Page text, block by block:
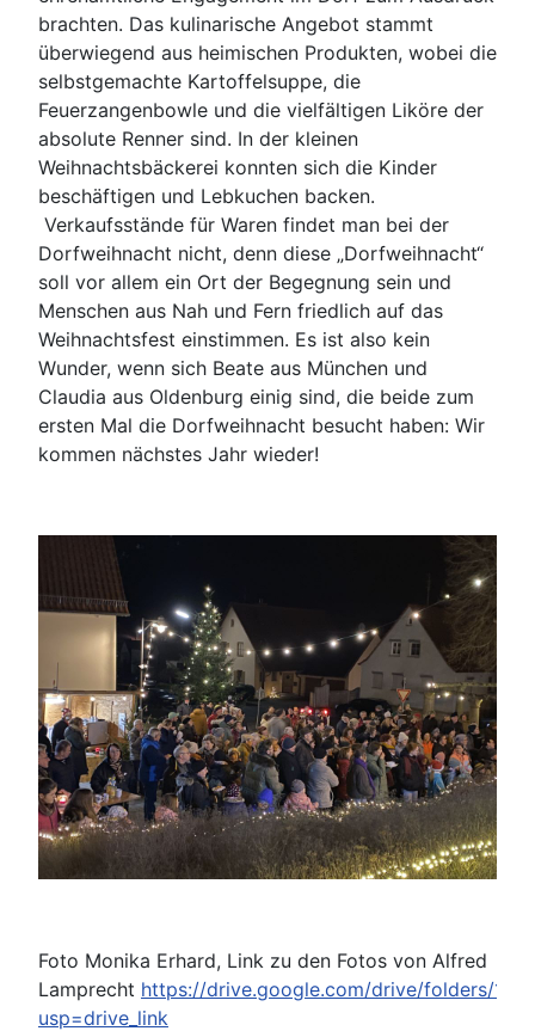
brachten. Das kulinarische Angebot stammt
überwiegend aus heimischen Produkten, wobei die
selbstgemachte Kartoffelsuppe, die
Feuerzangenbowle und die vielfältigen Liköre der
absolute Renner sind. In der kleinen
Weihnachtsbäckerei konnten sich die Kinder
beschäftigen und Lebkuchen backen.
Verkaufsstände für Waren findet man bei der
Dorfweihnacht nicht, denn diese „Dorfweihnacht“
soll vor allem ein Ort der Begegnung sein und
Menschen aus Nah und Fern friedlich auf das
Weihnachtsfest einstimmen. Es ist also kein
Wunder, wenn sich Beate aus München und
Claudia aus Oldenburg einig sind, die beide zum
ersten Mal die Dorfweihnacht besucht haben: Wir
kommen nächstes Jahr wieder!
Foto Monika Erhard, Link zu den Fotos von Alfred
Lamprecht https://drive.google.com/drive/folders/
usp=drive_link